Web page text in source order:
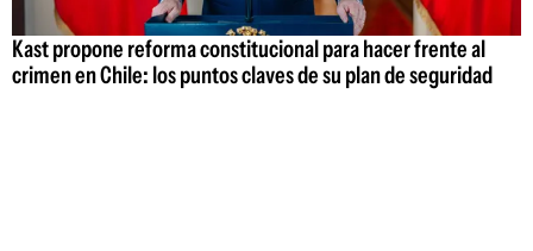
Kast propone reforma constitucional para hacer frente al
crimen en Chile: los puntos claves de su plan de seguridad